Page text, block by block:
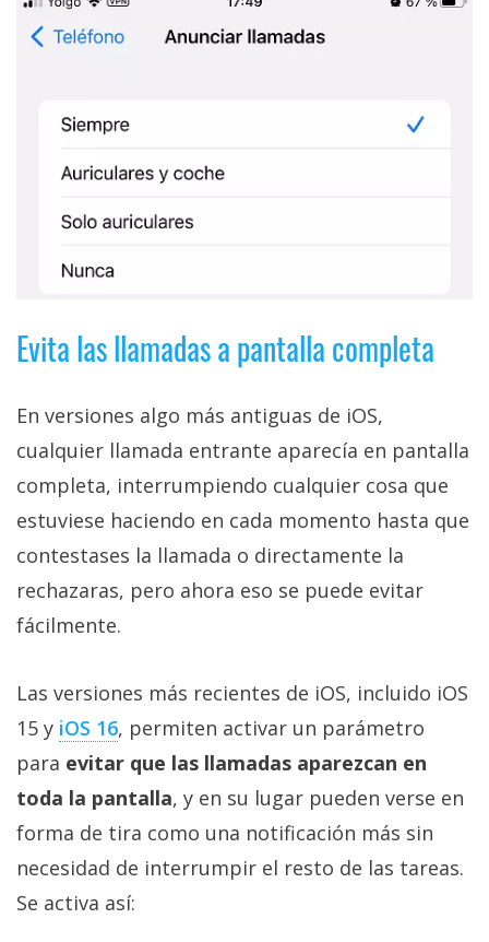
Evita las llamadas a pantalla completa
En versiones algo más antiguas de iOS,
cualquier llamada entrante aparecía en pantalla
completa, interrumpiendo cualquier cosa que
estuviese haciendo en cada momento hasta que
contestases la llamada o directamente la
rechazaras, pero ahora eso se puede evitar
fácilmente.
Las versiones más recientes de iOS, incluido iOS
15 y iOS 16, permiten activar un parámetro
para evitar que las llamadas aparezcan en
toda la pantalla, y en su lugar pueden verse en
forma de tira como una notificación más sin
necesidad de interrumpir el resto de las tareas.
Se activa así: